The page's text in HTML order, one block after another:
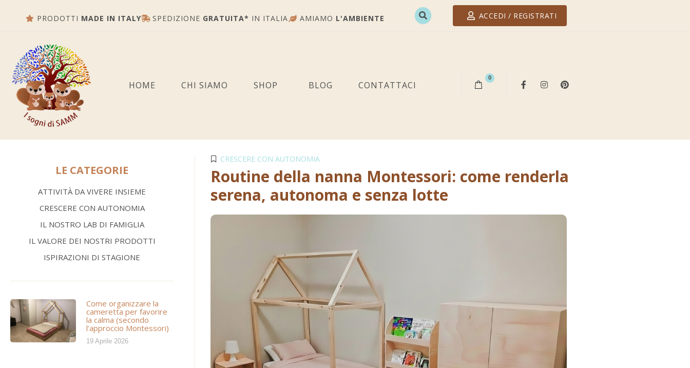
PRODOTTI MADE IN ITALY SPEDIZIONE GRATUITA* IN ITALIA AMIAMO L'AMBIENTE ACCEDI / REGISTRATI
HOME CHI SIAMO SHOP BLOG CONTATTACI
0
LE CATEGORIE
ATTIVITÀ DA VIVERE INSIEME
CRESCERE CON AUTONOMIA
IL NOSTRO LAB DI FAMIGLIA
IL VALORE DEI NOSTRI PRODOTTI
ISPIRAZIONI DI STAGIONE
Come organizzare la
cameretta per favorire
la calma (secondo
l’approccio Montessori)
19 Aprile 2026
CRESCERE CON AUTONOMIA
Routine della nanna Montessori: come renderla
serena, autonoma e senza lotte